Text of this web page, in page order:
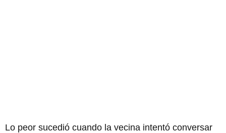
Lo peor sucedió cuando la vecina intentó conversar